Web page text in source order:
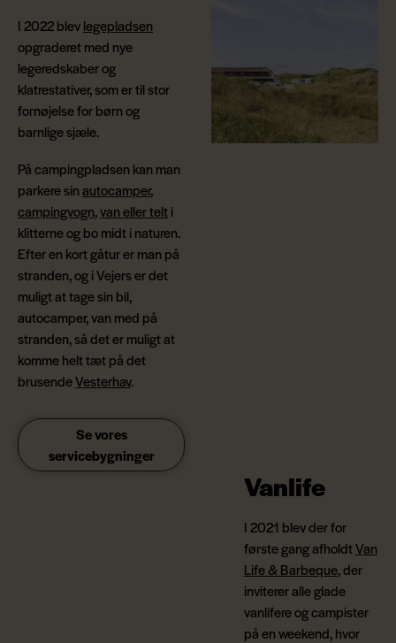
I 2022 blevlegepladsen
opgraderet med nye
legeredskaber og
klatrestativer, som er til stor
fornøjelse for børn og
barnlige sjæle.
På campingpladsen kan man
parkere sinautocamper,
campingvogn,van eller telti
klitterne og bo midt i naturen.
Efter en kort gåtur er man på
stranden, og i Vejers er det
muligt at tage sin bil,
autocamper, van med på
stranden, så det er muligt at
komme helt tæt på det
brusendeVesterhav.
Se vores
servicebygninger
Vanlife
I 2021 blev der for
første gang afholdtVan
Life & Barbeque, der
inviterer alle glade
vanlifere og campister
på en weekend, hvor